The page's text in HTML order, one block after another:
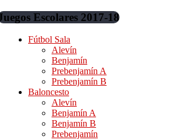
Escolares 2017-18
Fútbol Sala
Alevín
Benjamín
Prebenjamín A
Prebenjamín B
Baloncesto
Alevín
Benjamín A
Benjamín B
Prebenjamín